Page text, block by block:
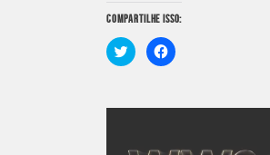
COMPARTILHE ISSO:
Clique
para
em
Clique
para
em